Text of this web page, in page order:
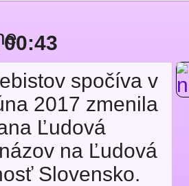
spočíva v
2017 zmenila
Ľudová
na Ľudová
Slovensko.